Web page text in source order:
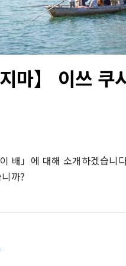
마】 이쓰
배」에 대해 소개하겠습니
까?